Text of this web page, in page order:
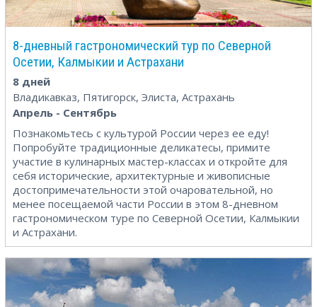
8-дневный гастрономический тур по Северной
Осетии, Калмыкии и Астрахани
8 дней
Владикавказ, Пятигорск, Элиста, Астрахань
Апрель - Сентябрь
Познакомьтесь с культурой России через ее еду!
Попробуйте традиционные деликатесы, примите
участие в кулинарных мастер-классах и откройте для
себя исторические, архитектурные и живописные
достопримечательности этой очаровательной, но
менее посещаемой части России в этом 8-дневном
гастрономическом туре по Северной Осетии, Калмыкии
и Астрахани.